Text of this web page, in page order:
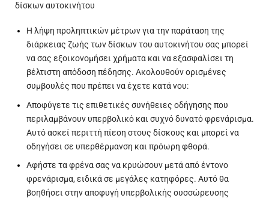
δίσκων αυτοκινήτου
Η λήψη προληπτικών μέτρων για την παράταση της
διάρκειας ζωής των δίσκων του αυτοκινήτου σας μπορεί
να σας εξοικονομήσει χρήματα και να εξασφαλίσει τη
βέλτιστη απόδοση πέδησης. Ακολουθούν ορισμένες
συμβουλές που πρέπει να έχετε κατά νου:
Αποφύγετε τις επιθετικές συνήθειες οδήγησης που
περιλαμβάνουν υπερβολικό και συχνό δυνατό φρενάρισμα.
Αυτό ασκεί περιττή πίεση στους δίσκους και μπορεί να
οδηγήσει σε υπερθέρμανση και πρόωρη φθορά.
Αφήστε τα φρένα σας να κρυώσουν μετά από έντονο
φρενάρισμα, ειδικά σε μεγάλες κατηφόρες. Αυτό θα
βοηθήσει στην αποφυγή υπερβολικής συσσώρευσης